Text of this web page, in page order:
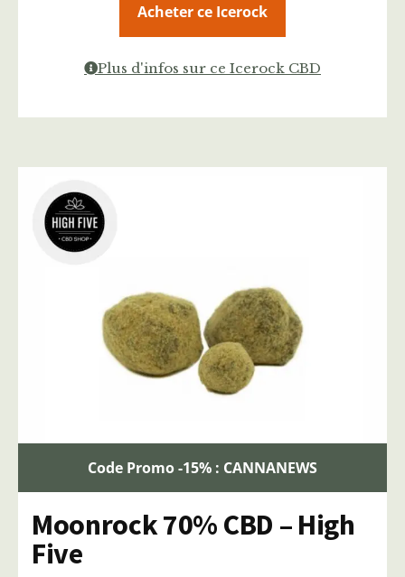
Acheter ce Icerock
Plus d'infos sur ce Icerock CBD
Code Promo -15% : CANNANEWS
Moonrock 70% CBD – High
Five